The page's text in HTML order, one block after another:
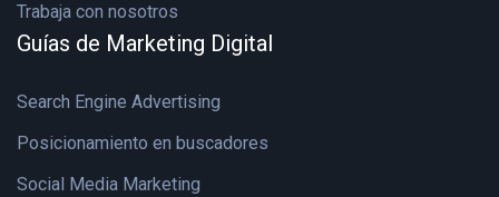
Trabaja con nosotros
Guías de Marketing Digital
Search Engine Advertising
Posicionamiento en buscadores
Social Media Marketing